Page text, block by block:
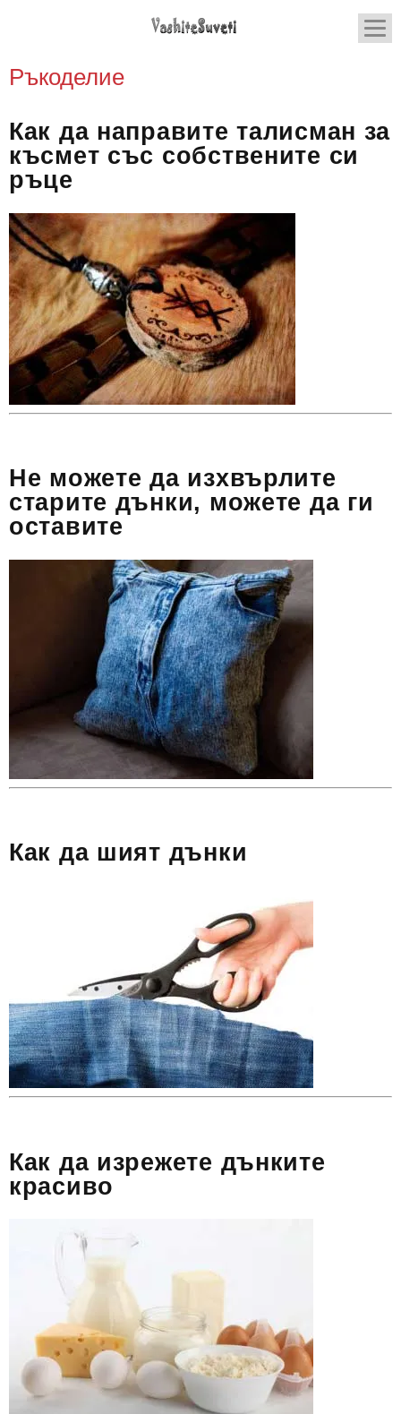
Ръкоделие
Как да направите талисман за
късмет със собствените си
ръце
Не можете да изхвърлите
старите дънки, можете да ги
оставите
Как да шият дънки
Как да изрежете дънките
красиво